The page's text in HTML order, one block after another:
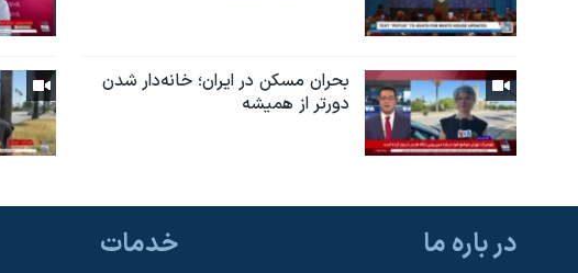
بحران مسکن در ایران؛ خانه‌دار شدن
دورتر از همیشه
در باره ما خدمات